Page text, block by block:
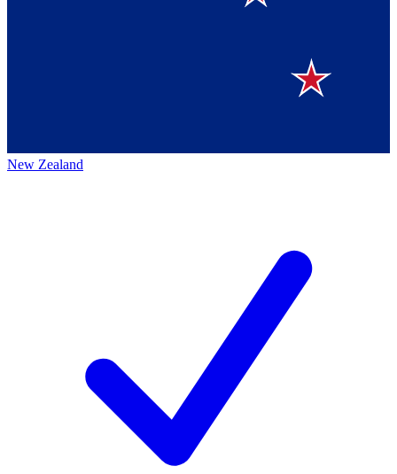
New Zealand